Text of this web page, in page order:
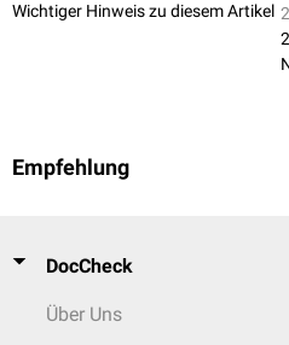
Wichtiger Hinweis zu diesem Artikel
Empfehlung
DocCheck
Über Uns